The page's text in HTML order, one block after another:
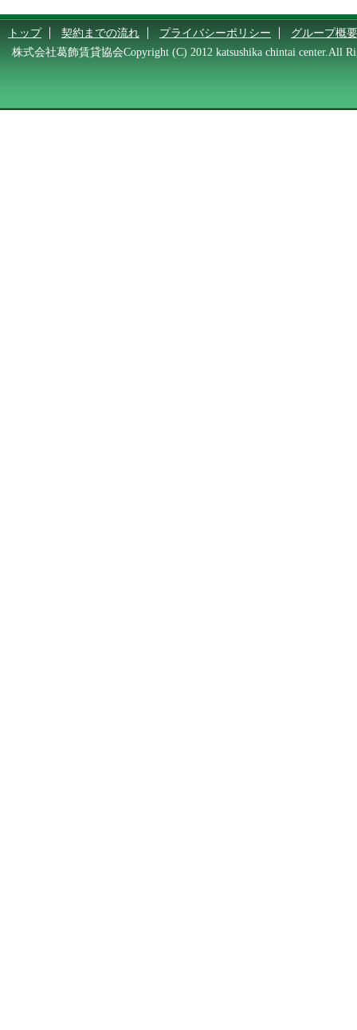
トップ 契約までの流れ プライバシーポリシー
グループ概要
株式会社葛飾賃貸協会Copyright (C) 2012 katsushika chintai center.All